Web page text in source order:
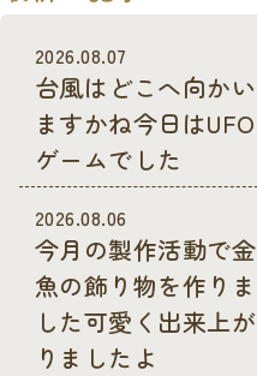
2026.08.07
台風はどこへ向かい
ますかね今日はUFO
ゲームでした
2026.08.06
今月の製作活動で金
魚の飾り物を作りま
した可愛く出来上が
りましたよ